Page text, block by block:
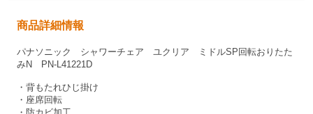
商品詳細情報
パナソニック シャワーチェア ユクリア ミドルSP回転おりたた
みN PN-L41221D
・背もたれひじ掛け
・座席回転